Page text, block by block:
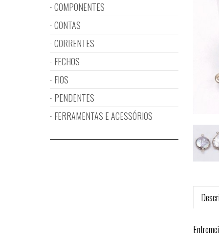
COMPONENTES
CONTAS
CORRENTES
FECHOS
FIOS
PENDENTES
FERRAMENTAS E ACESSÓRIOS